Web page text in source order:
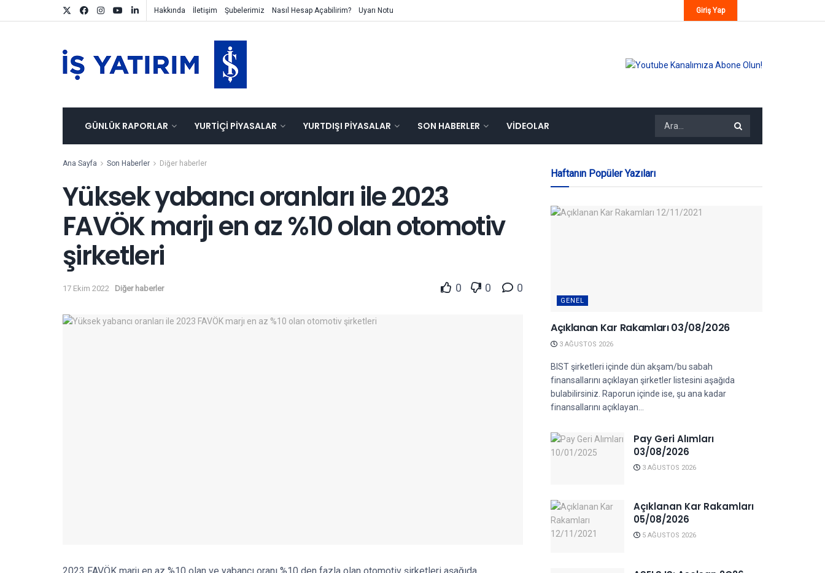
Hakkında İletişim Şubelerimiz Nasıl Hesap Açabilirim? Uyarı Notu Giriş Yap
GÜNLÜK RAPORLAR YURTIÇI PIYASALAR YURTDIŞI PIYASALAR SON HABERLER VIDEOLAR
Ana Sayfa Son Haberler Diğer haberler
Yüksek yabancı oranları ile 2023
FAVÖK marjı en az %10 olan otomotiv
şirketleri
17 Ekim 2022 Diğer haberler 0 0 0
Haftanın Popüler Yazıları
GENEL
Açıklanan Kar Rakamları 03/08/2026
3 AĞUSTOS 2026
BIST şirketleri içinde dün akşam/bu sabah
finansallarını açıklayan şirketler listesini aşağıda
bulabilirsiniz. Raporun içinde ise, şu ana kadar
finansallarını açıklayan...
Pay Geri Alımları
03/08/2026
3 AĞUSTOS 2026
Açıklanan Kar Rakamları
05/08/2026
5 AĞUSTOS 2026